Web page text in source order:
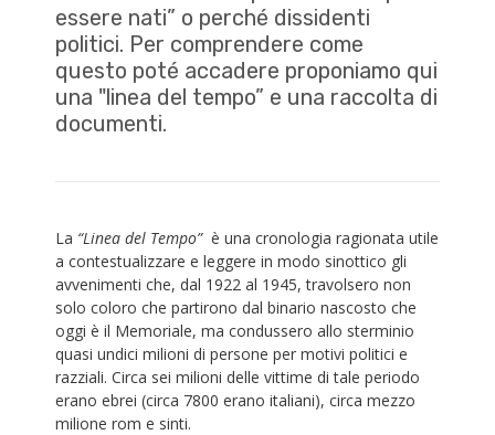
essere nati” o perché dissidenti
politici. Per comprendere come
questo poté accadere proponiamo qui
una "linea del tempo” e una raccolta di
documenti.
La “Linea del Tempo”è una cronologia ragionata utile
a contestualizzare e leggere in modo sinottico gli
avvenimenti che, dal 1922 al 1945, travolsero non
solo coloro che partirono dal binario nascosto che
oggi è il Memoriale, ma condussero allo sterminio
quasi undici milioni di persone per motivi politici e
razziali. Circa sei milioni delle vittime di tale periodo
erano ebrei (circa 7800 erano italiani), circa mezzo
milione rom e sinti.